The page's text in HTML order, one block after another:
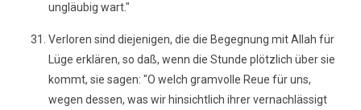
ungläubig wart."
Verloren sind diejenigen, die die Begegnung mit Allah für
Lüge erklären, so daß, wenn die Stunde plötzlich über sie
kommt, sie sagen: "O welch gramvolle Reue für uns,
wegen dessen, was wir hinsichtlich ihrer vernachlässigt